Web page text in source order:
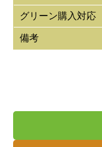
グリーン購入対応
備考